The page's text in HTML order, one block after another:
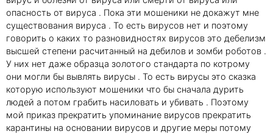
опасность от вируса . Пока эти мошеники не докажут мне
существования вируса . То есть вирусов нет и поэтому
говорить о каких то разновидностях вирусов это дебелизм
высшей степени расчитанный на дебилов и зомби роботов .
У них нет даже образца золотого стандарта по котрому
они могли бы вывлять вирусы . То есть вирусы это сказка
которую используют мошеники что бы сначала дурить
людей а потом грабить насиловать и убивать . Поэтому
мой приказ прекратить упоминание вирусов прекратить
карантины на основании вирусов и другие меры потому